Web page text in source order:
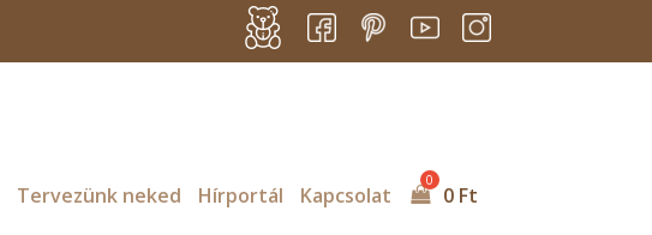
Tervezünk neked Hírportál Kapcsolat 0 Ft